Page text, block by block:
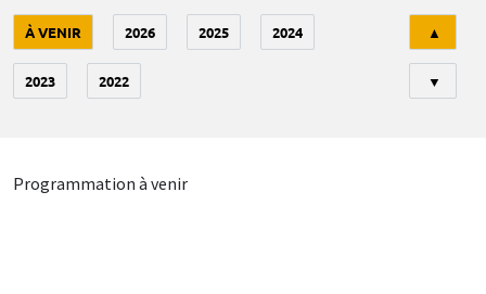
À VENIR 2026 2025 2024
2023 2022
▲
▼
Programmation à venir